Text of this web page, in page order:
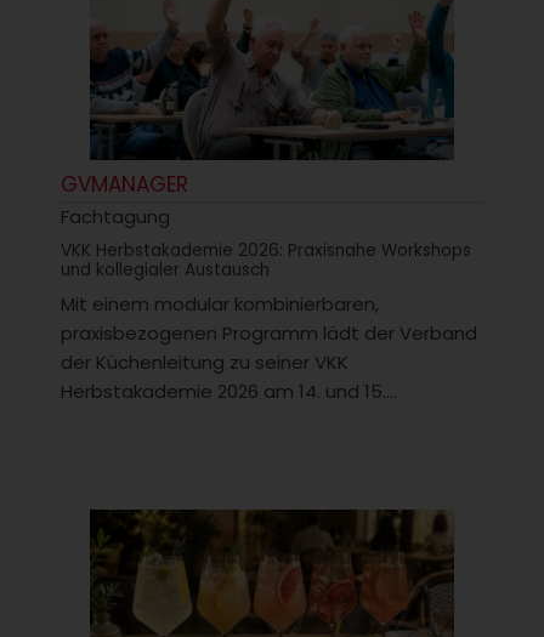
GVMANAGER
Fachtagung
VKK Herbstakademie 2026: Praxisnahe Workshops
und kollegialer Austausch
Mit einem modular kombinierbaren,
praxisbezogenen Programm lädt der Verband
der Küchenleitung zu seiner VKK
Herbstakademie 2026 am 14. und 15....